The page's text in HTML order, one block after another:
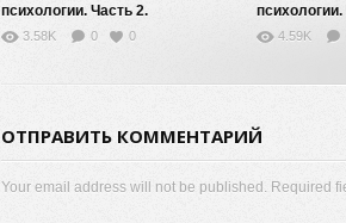
психологии. Часть 2.
3.58K 0 0
психологии.
4.59K
ОТПРАВИТЬ КОММЕНТАРИЙ
Your email address will not be published. Required